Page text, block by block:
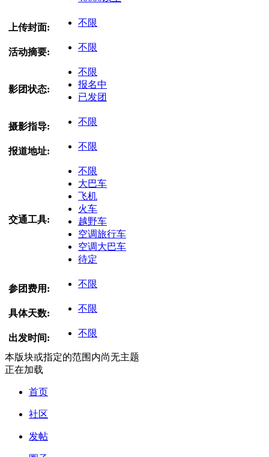
上传封面: 不限
活动摘要: 不限
影团状态:
不限
报名中
已发团
摄影指导: 不限
报道地址: 不限
交通工具:
不限
大巴车
飞机
火车
越野车
空调旅行车
空调大巴车
待定
参团费用: 不限
具体天数: 不限
出发时间: 不限
本版块或指定的范围内尚无主题
正在加载
首页
社区
发帖